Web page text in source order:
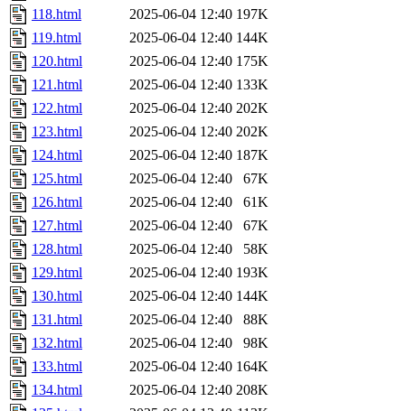
118.html
2025-06-04 12:40 197K
119.html
2025-06-04 12:40 144K
120.html
2025-06-04 12:40 175K
121.html
2025-06-04 12:40 133K
122.html
2025-06-04 12:40 202K
123.html
2025-06-04 12:40 202K
124.html
2025-06-04 12:40 187K
125.html
2025-06-04 12:40
67K
126.html
2025-06-04 12:40
61K
127.html
2025-06-04 12:40
67K
128.html
2025-06-04 12:40
58K
129.html
2025-06-04 12:40 193K
130.html
2025-06-04 12:40 144K
131.html
2025-06-04 12:40
88K
132.html
2025-06-04 12:40
98K
133.html
2025-06-04 12:40 164K
134.html
2025-06-04 12:40 208K